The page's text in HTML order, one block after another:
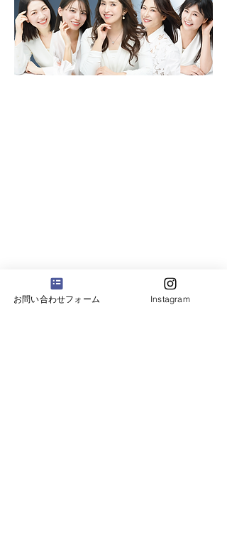
お問い合わせフォーム Instagram